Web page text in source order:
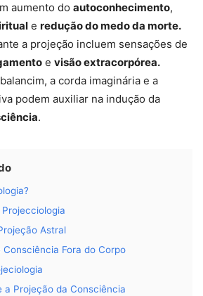
aumento do autoconhecimento,
e redução do medo da morte.
a projeção incluem sensações de
e visão extracorpórea.
a corda imaginária e a
podem auxiliar na indução da
.
Astral
Consciência Fora do Corpo
a Projeção da Consciência